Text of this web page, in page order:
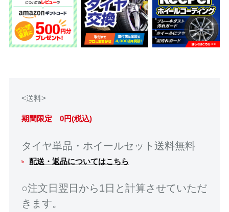
<送料>
期間限定 0円(税込)
タイヤ単品・ホイールセット送料無料
配送・返品についてはこちら
○注文日翌日から1日と計算させていただ
きます。